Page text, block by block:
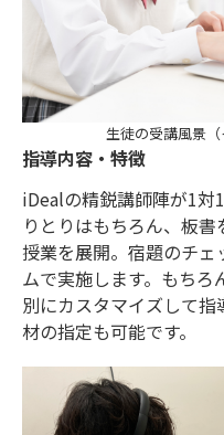
生徒の受講風景（
指導内容・特徴
iDealの精鋭講師陣が1対
りとりはもちろん、板
授業を展開。宿題のチ
ムで実施します。もち
別にカスタマイズして
材の指定も可能です。